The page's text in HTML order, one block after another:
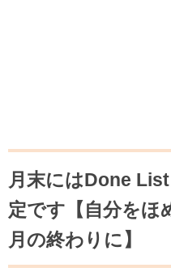
月末にはDone
定です【自分をほ
月の終わりに】